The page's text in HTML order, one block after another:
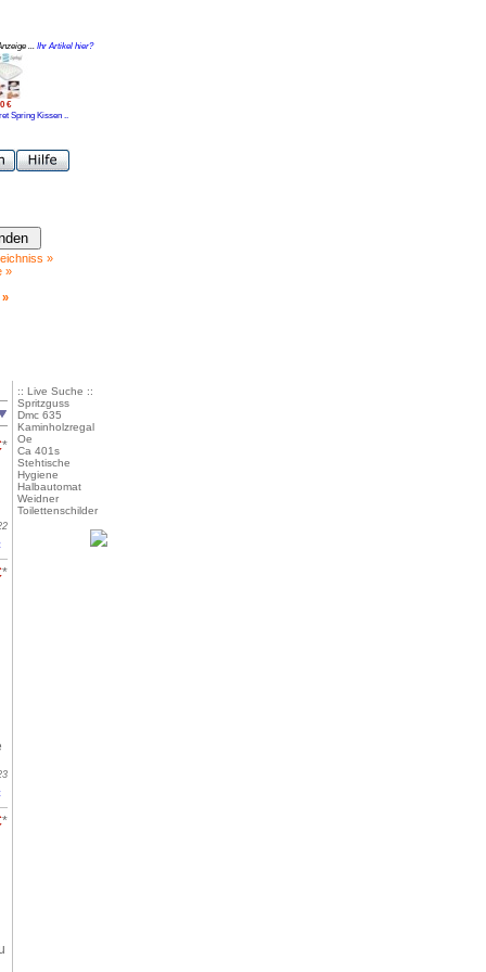
... Ihr Artikel hier?
€
Spring Kissen ..
»
»
»
*
*
*
:: Live Suche ::
Spritzguss
Dmc 635
Kaminholzregal
Oe
Ca 401s
Stehtische
Hygiene
Halbautomat
Weidner
Toilettenschilder